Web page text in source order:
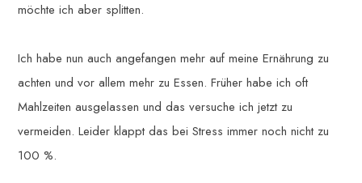
möchte ich aber splitten.
Ich habe nun auch angefangen mehr auf meine Ernährung zu
achten und vor allem mehr zu Essen. Früher habe ich oft
Mahlzeiten ausgelassen und das versuche ich jetzt zu
vermeiden. Leider klappt das bei Stress immer noch nicht zu
100 %.